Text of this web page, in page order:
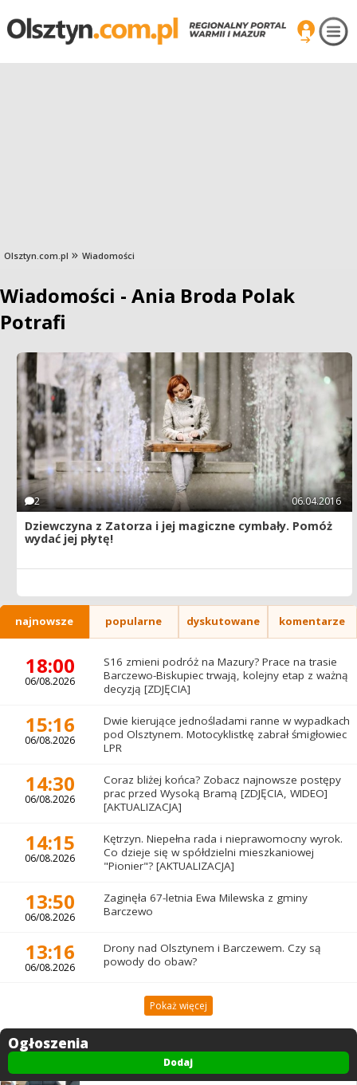
Olsztyn.com.pl Wiadomości
Wiadomości - Ania Broda Polak
Potrafi
2 06.04.2016
Dziewczyna z Zatorza i jej magiczne cymbały. Pomóż
wydać jej płytę!
najnowsze popularne dyskutowane komentarze
18:00
06/08.2026
S16 zmieni podróż na Mazury? Prace na trasie
Barczewo-Biskupiec trwają, kolejny etap z ważną
decyzją [ZDJĘCIA]
15:16
06/08.2026
Dwie kierujące jednośladami ranne w wypadkach
pod Olsztynem. Motocyklistkę zabrał śmigłowiec
LPR
14:30
06/08.2026
Coraz bliżej końca? Zobacz najnowsze postępy
prac przed Wysoką Bramą [ZDJĘCIA, WIDEO]
[AKTUALIZACJA]
14:15
06/08.2026
Kętrzyn. Niepełna rada i nieprawomocny wyrok.
Co dzieje się w spółdzielni mieszkaniowej
"Pionier"? [AKTUALIZACJA]
13:50
06/08.2026
Zaginęła 67-letnia Ewa Milewska z gminy
Barczewo
13:16
06/08.2026
Drony nad Olsztynem i Barczewem. Czy są
powody do obaw?
Pokaż więcej
Ogłoszenia
Dodaj